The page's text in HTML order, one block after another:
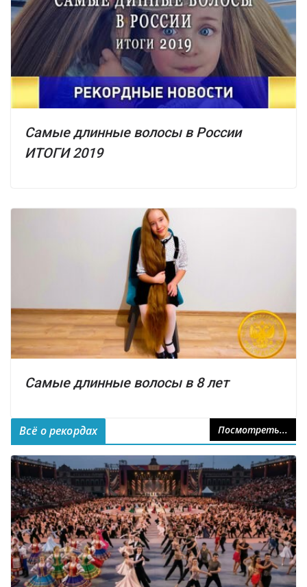
Самые длинные волосы в России
ИТОГИ 2019
Самые длинные волосы в 8 лет
Всё о рекордах Посмотреть...